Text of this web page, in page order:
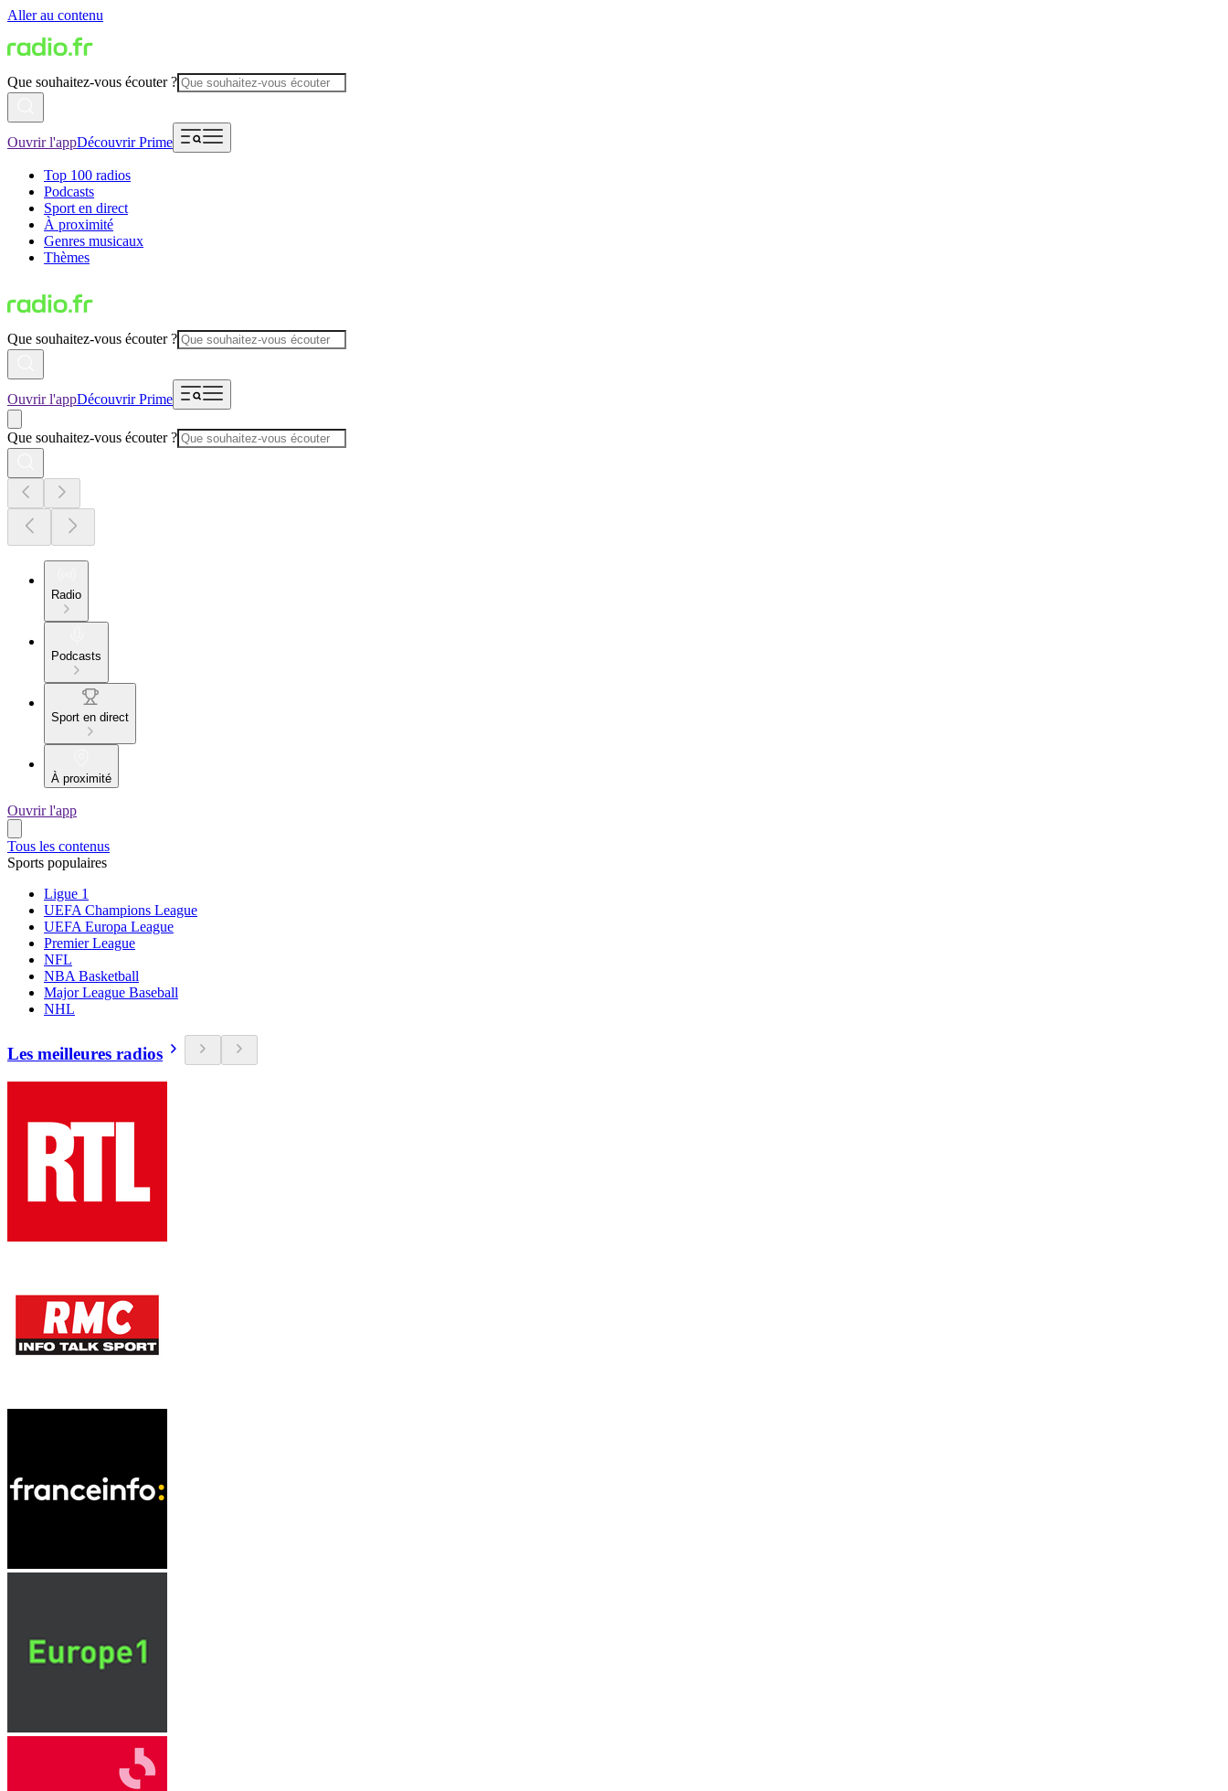
Aller au contenu
Que souhaitez-vous écouter ?
Ouvrir l'appDécouvrir Prime
Top 100 radios
Podcasts
Sport en direct
À proximité
Genres musicaux
Thèmes
Que souhaitez-vous écouter ?
Ouvrir l'appDécouvrir Prime
Que souhaitez-vous écouter ?
Radio
Podcasts
Sport en direct
À proximité
Ouvrir l'app
Tous les contenus
Sports populaires
Ligue 1
UEFA Champions League
UEFA Europa League
Premier League
NFL
NBA Basketball
Major League Baseball
NHL
Les meilleures radios